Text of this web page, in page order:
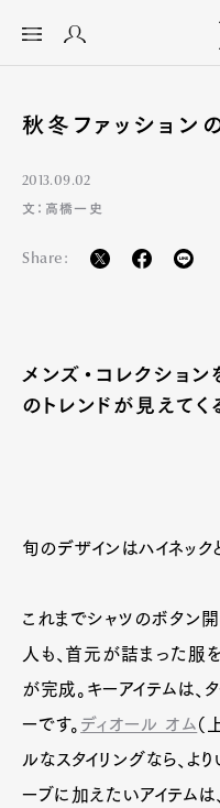
秋冬ファッション
2013.09.02
文：高橋一史
Share:
メンズ・コレクショ
のトレンドが見えてく
旬のデザインはハイネック
これまでシャツのボタン
人も、首元が詰まった服
が完成。キーアイテムは、
ーです。 ディオール オム（
ルなスタイリングなら、よ
ーブに加えたいアイテムは